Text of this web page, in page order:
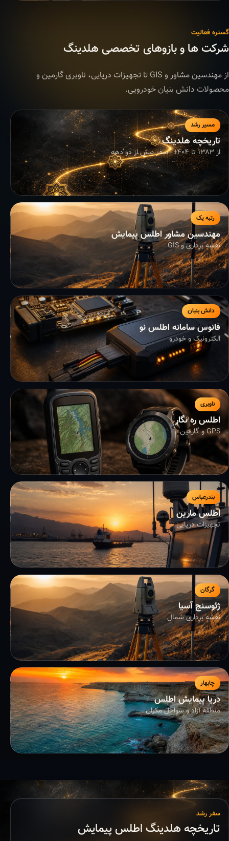
گستره فعالیت
شرکت ها و بازوهای تخصصی هلدینگ
از مهندسین مشاور و GIS تا تجهیزات دریایی، ناوبری گارمین و
محصولات دانش بنیان خودرویی.
مسیر رشد
تاریخچه هلدینگ
از ۱۳۸۳ تا ۱۴۰۴ - سفر بیش از دو دهه
رتبه یک
مهندسین مشاور اطلس پیمایش
نقشه برداری و GIS
دانش بنیان
فانوس سامانه اطلس نو
الکترونیک و خودرو
ناوبری
اطلس ره نگار
GPS و گارمین
بندرعباس
اطلس مارین
تجهیزات دریایی
گرگان
ژئوسنج آسیا
نقشه برداری شمال
چابهار
دریا پیمایش اطلس
منطقه آزاد و سواحل مکران
سفر رشد
تاریخچه هلدینگ اطلس پیمایش